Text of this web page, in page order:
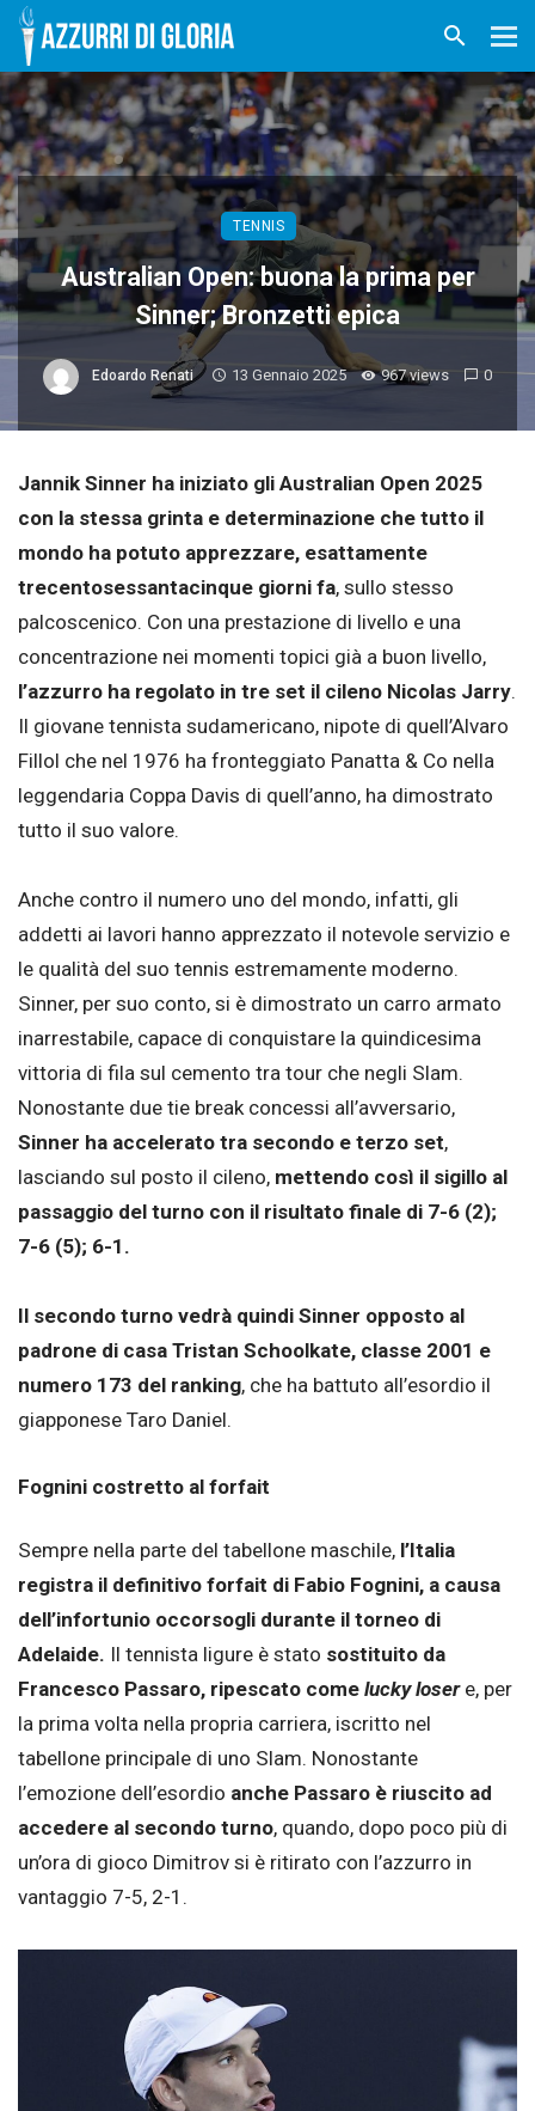
TENNIS
Australian Open: buona la prima per
Sinner; Bronzetti epica
Edoardo Renati 13 Gennaio 2025 967 views 0
Jannik Sinner ha iniziato gli Australian Open 2025
con la stessa grinta e determinazione che tutto il
mondo ha potuto apprezzare, esattamente
trecentosessantacinque giorni fa, sullo stesso
palcoscenico. Con una prestazione di livello e una
concentrazione nei momenti topici già a buon livello,
l’azzurro ha regolato in tre set il cileno Nicolas Jarry.
Il giovane tennista sudamericano, nipote di quell’Alvaro
Fillol che nel 1976 ha fronteggiato Panatta & Co nella
leggendaria Coppa Davis di quell’anno, ha dimostrato
tutto il suo valore.
Anche contro il numero uno del mondo, infatti, gli
addetti ai lavori hanno apprezzato il notevole servizio e
le qualità del suo tennis estremamente moderno.
Sinner, per suo conto, si è dimostrato un carro armato
inarrestabile, capace di conquistare la quindicesima
vittoria di fila sul cemento tra tour che negli Slam.
Nonostante due tie break concessi all’avversario,
Sinner ha accelerato tra secondo e terzo set,
lasciando sul posto il cileno, mettendo così il sigillo al
passaggio del turno con il risultato finale di 7-6 (2);
7-6 (5); 6-1.
Il secondo turno vedrà quindi Sinner opposto al
padrone di casa Tristan Schoolkate, classe 2001 e
numero 173 del ranking, che ha battuto all’esordio il
giapponese Taro Daniel.
Fognini costretto al forfait
Sempre nella parte del tabellone maschile, l’Italia
registra il definitivo forfait di Fabio Fognini, a causa
dell’infortunio occorsogli durante il torneo di
Adelaide. Il tennista ligure è stato sostituito da
Francesco Passaro, ripescato come lucky loser e, per
la prima volta nella propria carriera, iscritto nel
tabellone principale di uno Slam. Nonostante
l’emozione dell’esordio anche Passaro è riuscito ad
accedere al secondo turno, quando, dopo poco più di
un’ora di gioco Dimitrov si è ritirato con l’azzurro in
vantaggio 7-5, 2-1.